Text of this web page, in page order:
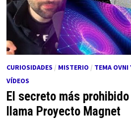
CURIOSIDADES / MISTERIO / TEMA OVNI
VÍDEOS
El secreto más
llama Proyecto Magnet